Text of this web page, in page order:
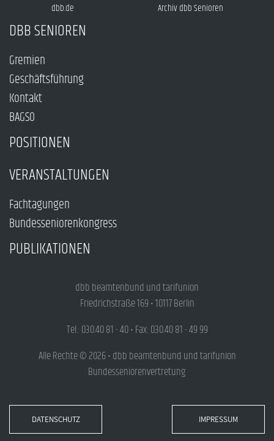
dbb.de Archiv dbb Senioren
DBB SENIOREN
Gremien
Geschäftsführung
Kontakt
BAGSO
POSITIONEN
VERANSTALTUNGEN
Fachtagungen
Bundesseniorenkongress
PUBLIKATIONEN
dbb beamtenbund und tarifunion
Friedrichstraße 169 • 10117 Berlin
Tel.: 030.40 81 - 40 • Fax: 030.40 81 - 49 99
Alle Rechte © 2026 • dbb beamtenbund und tarifunion
Bundesseniorenvertretung
DATENSCHUTZ IMPRESSUM